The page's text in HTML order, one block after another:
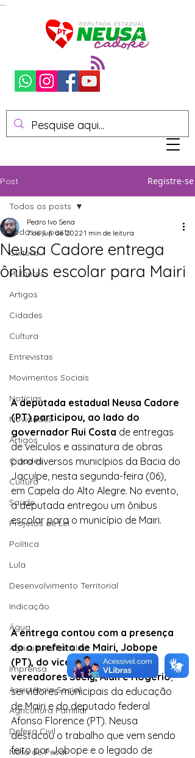
Post Registre-se
Todos os posts
Cultura
Mulheres
Artigos
Cidades
Cultura
Entrevistas
Movimentos Sociais
Notícias
Novidades
Artigos
Cidades
Cultura
Saúde
Projetos de Lei
Política
Lula
Desenvolvimento Territorial
Indicação
Água
Agricultura Familiar
Imprensa
Assistência Social
Agricultura Familiar
Defesa Civil
Nota de Pesar
Todos os posts
Neusa Cadore entrega
ônibus escolar para Mairi
Pedro Ivo Sena
7 de jun. de 2022 1 min de leitura
A deputada estadual Neusa Cadore
(PT) participou, ao lado do
governador Rui Costa de entregas
de veículos e assinatura de obras
para diversos municípios da Bacia do
Jacuípe, nesta segunda-feira (06),
em Capela do Alto Alegre. No evento,
a deputada entregou um ônibus
escolar para o município de Mairi.
A entrega contou com a presença
do o prefeito de Mairi, Jobope
(PT), do vice Gustavo, os
vereadores Suely, Alan e Rogério,
servidores municipais da educação
de Mairi e do deputado federal
Afonso Florence (PT). Neusa
destacou o trabalho que vem sendo
feito por Jobope e o legado de